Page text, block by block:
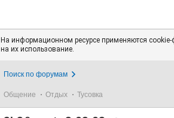
На информационном ресурсе применяются
на их использование.
Поиск по форумам
Общение Отдых Тусовка